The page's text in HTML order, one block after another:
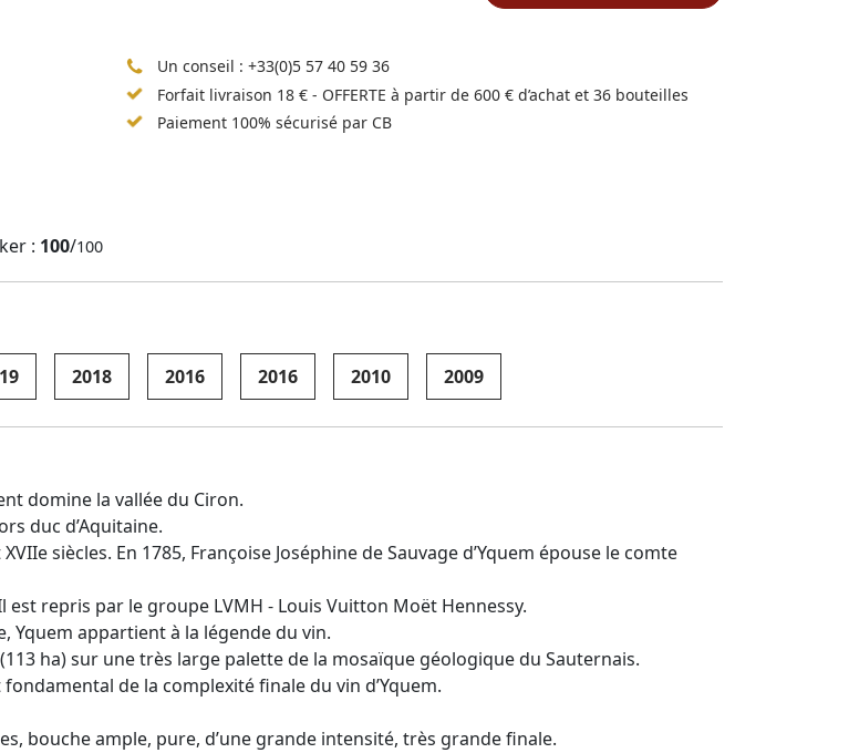
Un conseil : +33(0)5 57 40 59 36
Forfait livraison 18 € - OFFERTE à partir de 600 € d’achat et 36 bouteilles
Paiement 100% sécurisé par CB
: 100/100
2018 2016 2016 2010 2009
domine la vallée du Ciron.
duc d’Aquitaine.
siècles. En 1785, Françoise Joséphine de Sauvage d’Yquem épouse le comte
est repris par le groupe LVMH - Louis Vuitton Moët Hennessy.
Yquem appartient à la légende du vin.
ha) sur une très large palette de la mosaïque géologique du Sauternais.
de la complexité finale du vin d’Yquem.
bouche ample, pure, d’une grande intensité, très grande finale.